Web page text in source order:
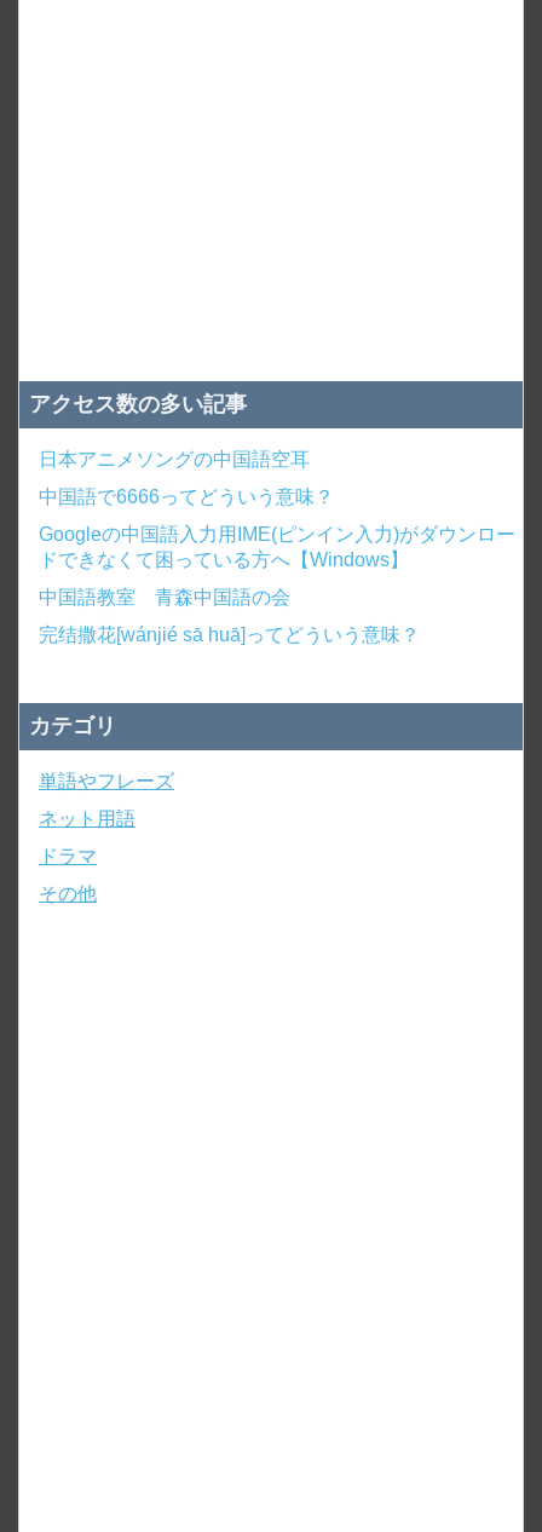
アクセス数の多い記事
日本アニメソングの中国語空耳
中国語で6666ってどういう意味？
Googleの中国語入力用IME(ピンイン入力)がダウンロー
ドできなくて困っている方へ【Windows】
中国語教室 青森中国語の会
完结撒花[wánjié sā huā]ってどういう意味？
カテゴリ
単語やフレーズ
ネット用語
ドラマ
その他